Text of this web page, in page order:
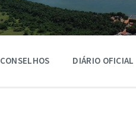
CONSELHOS DIÁRIO OFICIAL